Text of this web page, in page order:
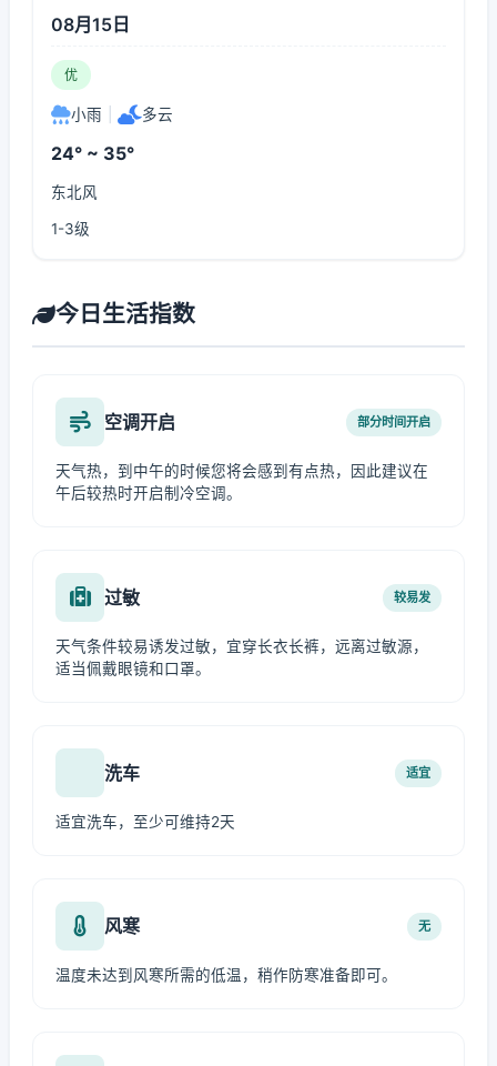
08月15日
优
小雨 多云
24° ~ 35°
东北风
1-3级
今日生活指数
空调开启 部分时间开启
天气热，到中午的时候您将会感到有点热，因此建议在
午后较热时开启制冷空调。
过敏 较易发
天气条件较易诱发过敏，宜穿长衣长裤，远离过敏源，
适当佩戴眼镜和口罩。
洗车 适宜
适宜洗车，至少可维持2天
风寒 无
温度未达到风寒所需的低温，稍作防寒准备即可。